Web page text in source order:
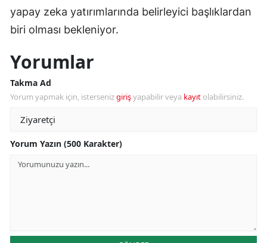
yapay zeka yatırımlarında belirleyici başlıklardan
biri olması bekleniyor.
Yorumlar
Takma Ad
Yorum yapmak için, istersenizgirişyapabilir veya kayıt olabilirsiniz.
Yorum Yazın (500 Karakter)